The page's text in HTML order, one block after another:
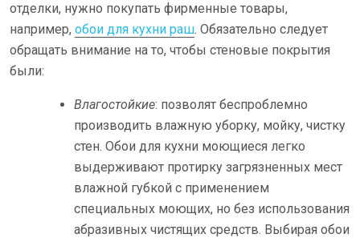
отделки, нужно покупать фирменные товары,
например, обои для кухни раш. Обязательно следует
обращать внимание на то, чтобы стеновые покрытия
были:
Влагостойкие: позволят беспроблемно
производить влажную уборку, мойку, чистку
стен. Обои для кухни моющиеся легко
выдерживают протирку загрязненных мест
влажной губкой с применением
специальных моющих, но без использования
абразивных чистящих средств. Выбирая обои